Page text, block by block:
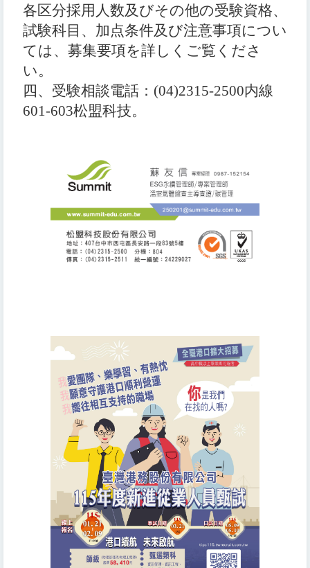
各区分採用人数及びその他の受験資格、
試験科目、 加点条件及び注意事項につい
ては、募集要項を詳しくご覧くださ
い。
四、 受験相談電話： (04)2315-2500内線
601-603松盟科技。